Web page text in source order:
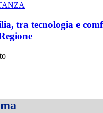
tra tecnologia e